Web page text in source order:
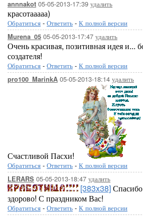
annnakot 05-05-2013-17:39 удалить
красотааааа)
Обратиться - Ответить - К полной версии
Murena_05 05-05-2013-17:47 удалить
Очень красивая, позитивная идея и...
создателя!
Обратиться - Ответить - К полной версии
pro100_MarinkA 05-05-2013-18:14 удалить
Счастливой Пасхи!
Обратиться - Ответить - К полной версии
LERARS 05-05-2013-18:47 удалить
[383x38]Спасибо
здорово! С праздником Вас!
Обратиться - Ответить - К полной версии